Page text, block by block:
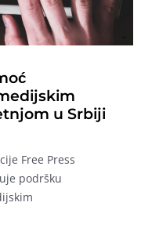
u Srbiji
Free Press
podršku